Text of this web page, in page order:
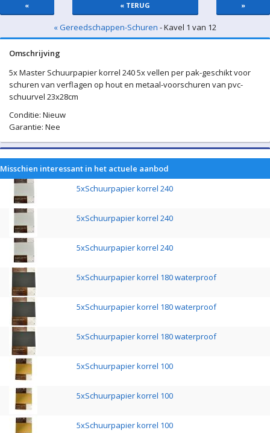
« « TERUG »
« Gereedschappen-Schuren - Kavel 1 van 12
Omschrijving
5x Master Schuurpapier korrel 240 5x vellen per pak-geschikt voor
schuren van verflagen op hout en metaal-voorschuren van pvc-
schuurvel 23x28cm
Conditie: Nieuw
Garantie: Nee
Misschien interessant in het actuele aanbod
5xSchuurpapier korrel 240
5xSchuurpapier korrel 240
5xSchuurpapier korrel 240
5xSchuurpapier korrel 180 waterproof
5xSchuurpapier korrel 180 waterproof
5xSchuurpapier korrel 180 waterproof
5xSchuurpapier korrel 100
5xSchuurpapier korrel 100
5xSchuurpapier korrel 100